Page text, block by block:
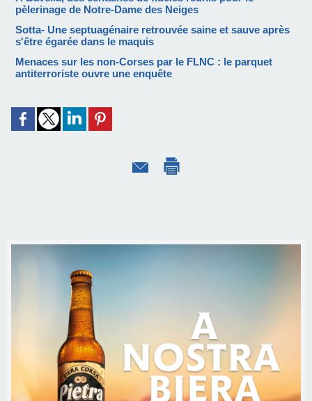
pèlerinage de Notre-Dame des Neiges
Sotta- Une septuagénaire retrouvée saine et sauve après
s'être égarée dans le maquis
Menaces sur les non-Corses par le FLNC : le parquet
antiterroriste ouvre une enquête